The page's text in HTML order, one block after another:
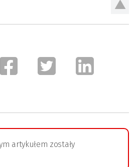
artykułem zostały